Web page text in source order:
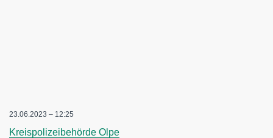
23.06.2023 – 12:25
Kreispolizeibehörde Olpe